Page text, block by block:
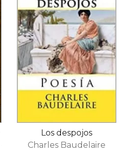
Los despojos
Charles Baudelaire